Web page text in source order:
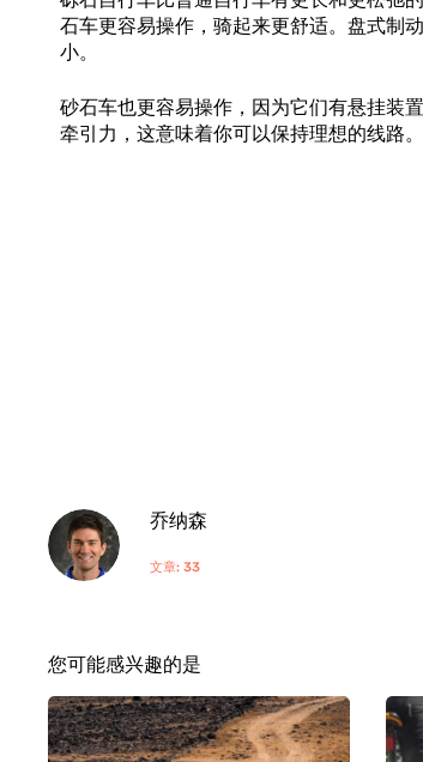
石车更容易操作，骑起来更舒适。盘式制
小。
砂石车也更容易操作，因为它们有悬挂装
牵引力，这意味着你可以保持理想的线路
乔纳森
文章: 33
您可能感兴趣的是